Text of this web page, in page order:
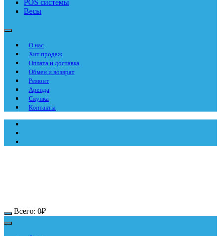
POS системы
Весы
О нас
Хит продаж
Оплата и доставка
Обмен и возврат
Ремонт
Аренда
Скупка
Контакты
Всего: 0₽